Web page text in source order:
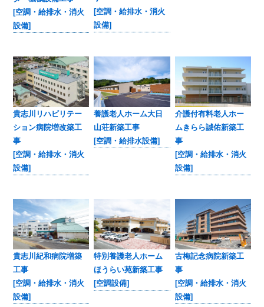
[空調・給排水・消火
設備]
[空調・給排水・消火
設備]
貴志川リハビリテー
ション病院増改築工
事
[空調・給排水・消火
設備]
養護老人ホーム大日
山荘新築工事
[空調・給排水設備]
介護付有料老人ホー
ムきらら誠佑新築工
事
[空調・給排水・消火
設備]
貴志川紀和病院増築
工事
[空調・給排水・消火
設備]
特別養護老人ホーム
ほうらい苑新築工事
[空調設備]
古梅記念病院新築工
事
[空調・給排水・消火
設備]